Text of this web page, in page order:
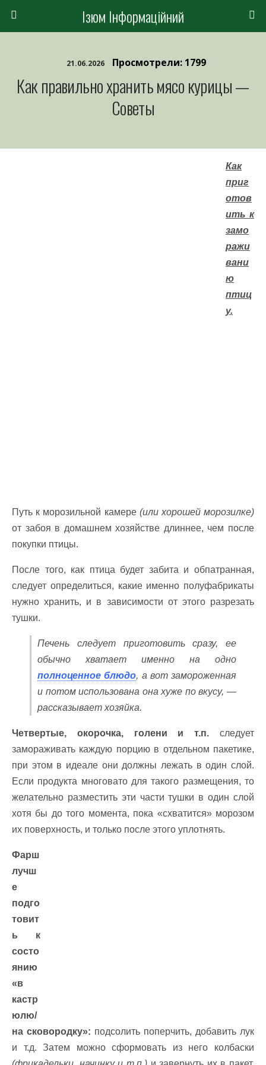
Ізюм Інформаційний
21.06.2026 Просмотрели: 1799
Как правильно хранить мясо курицы —
Советы
Как
приг
отов
ить к
замо
ражи
вани
ю
птиц
у.
Путь к морозильной камере (или хорошей морозилке)
от забоя в домашнем хозяйстве длиннее, чем после
покупки птицы.
После того, как птица будет забита и обпатранная,
следует определиться, какие именно полуфабрикаты
нужно хранить, и в зависимости от этого разрезать
тушки.
Печень следует приготовить сразу, ее
обычно хватает именно на одно
полноценное блюдо, а вот замороженная
и потом использована она хуже по вкусу, —
рассказывает хозяйка.
Четвертые, окорочка, голени и т.п. следует
замораживать каждую порцию в отдельном пакетике,
при этом в идеале они должны лежать в один слой.
Если продукта многовато для такого размещения, то
желательно разместить эти части тушки в один слой
хотя бы до того момента, пока «схватится» морозом
их поверхность, и только после этого уплотнять.
Фарш
лучш
е
подго
товит
ь к
состо
янию
«в
кастр
юлю/
на сковородку»: подсолить поперчить, добавить лук
и т.д. Затем можно сформовать из него колбаски